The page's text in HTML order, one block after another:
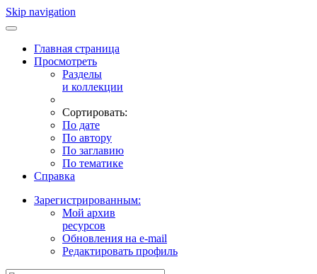
Skip navigation
Главная страница
Просмотреть
Разделы
и коллекции
Сортировать:
По дате
По автору
По заглавию
По тематике
Справка
Зарегистрированным:
Мой архив
ресурсов
Обновления на e-mail
Редактировать профиль